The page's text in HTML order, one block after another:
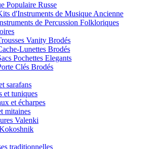
Populaire Russe
d'Instruments de Musique Ancienne
de Percussion Folkloriques
Vanity Brodés
Lunettes Brodés
Pochettes Elegants
Clés Brodés
sarafans
et tuniques
et écharpes
mitaines
Valenki
traditionnelles